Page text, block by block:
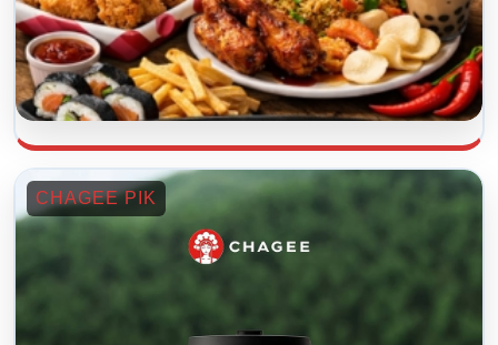
CHAGEE PIK